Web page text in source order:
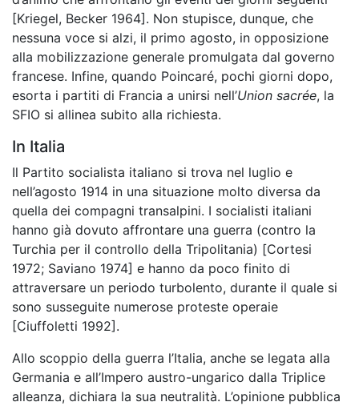
[Kriegel, Becker 1964]. Non stupisce, dunque, che
nessuna voce si alzi, il primo agosto, in opposizione
alla mobilizzazione generale promulgata dal governo
francese. Infine, quando Poincaré, pochi giorni dopo,
esorta i partiti di Francia a unirsi nell’Union sacrée, la
SFIO si allinea subito alla richiesta.
In Italia
Il Partito socialista italiano si trova nel luglio e
nell’agosto 1914 in una situazione molto diversa da
quella dei compagni transalpini. I socialisti italiani
hanno già dovuto affrontare una guerra (contro la
Turchia per il controllo della Tripolitania) [Cortesi
1972; Saviano 1974] e hanno da poco finito di
attraversare un periodo turbolento, durante il quale si
sono susseguite numerose proteste operaie
[Ciuffoletti 1992].
Allo scoppio della guerra l’Italia, anche se legata alla
Germania e all’Impero austro-ungarico dalla Triplice
alleanza, dichiara la sua neutralità. L’opinione pubblica